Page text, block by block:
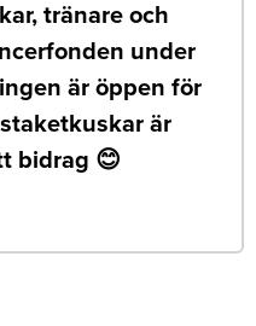
tränare och
under
är öppen för
är
bidrag 😊